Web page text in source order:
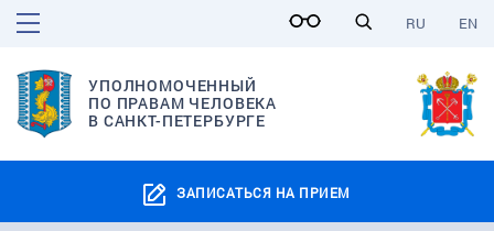
EN
RU
УПОЛНОМОЧЕННЫЙ
ПО ПРАВАМ ЧЕЛОВЕКА
В САНКТ-ПЕТЕРБУРГЕ
ЗАПИСАТЬСЯ НА ПРИЕМ